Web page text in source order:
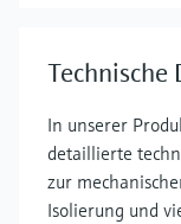
Technische
In unserer
detaillierte
zur
Isolierung und